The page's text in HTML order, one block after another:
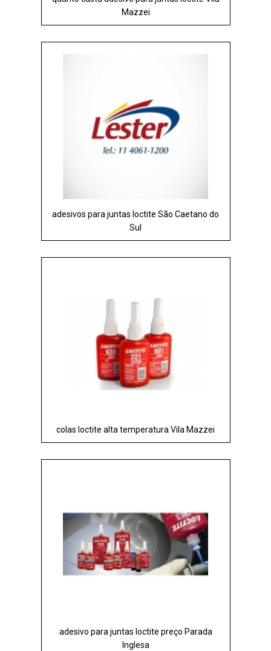
Mazzei
adesivos para juntas loctite São Caetano do
Sul
colas loctite alta temperatura Vila Mazzei
adesivo para juntas loctite preço Parada
Inglesa